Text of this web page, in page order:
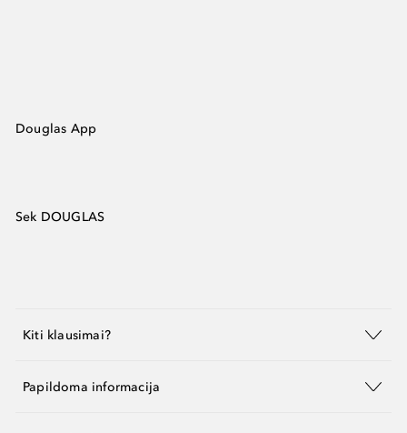
Douglas App
Sek DOUGLAS
Kiti klausimai?
Papildoma informacija